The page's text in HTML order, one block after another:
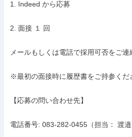
1. Indeed から応募
2. 面接 １ 回
メールもしくは電話で採用可否をご連
※最初の面接時に履歴書をご持参くだ
【応募の問い合わせ先】
電話番号: 083-282-0455（担当： 渡邉